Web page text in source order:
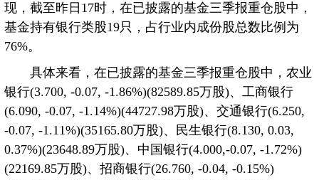
现，截至昨日17时，在已披露的基金三季报重仓股中，
基金持有银行类股19只，占行业内成份股总数比例为
76%。
具体来看，在已披露的基金三季报重仓股中，农业
银行(3.700, -0.07, -1.86%)(82589.85万股)、工商银行
(6.090, -0.07, -1.14%)(44727.98万股)、交通银行(6.250,
-0.07, -1.11%)(35165.80万股)、民生银行(8.130, 0.03,
0.37%)(23648.89万股)、中国银行(4.000,-0.07, -1.72%)
(22169.85万股)、招商银行(26.760, -0.04, -0.15%)